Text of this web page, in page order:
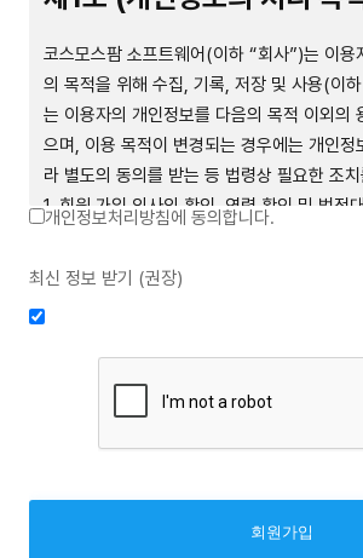
제1장 총칙
제1조 (목적)
본 약관은 코스모스팜 소프트웨어(이하 “회사
을 통하여 제공하는 "사이드톡" 서비스와 관
간의 권리와 의무, 책임사항 및 이용자의 서비
제2조 (용어의 정의)
① 본 약관에서 사용하는 용어의 정의는 다음
1. 서비스: 회사가 본 약관에 따라 데스크톱용
코스모스팜 소프트웨어(이하 “회사”)는 이용
의 목적을 위해 수집, 기록, 저장 및 사용(이
는 이용자의 개인정보를 다음의 목적 이외의
으며, 이용 목적이 변경되는 경우에는 개인
라 별도의 동의를 받는 등 법령상 필요한 조
1. 회원 가입 의사의 확인, 연령 확인 및 법정
2. 약관 위반 행위 등을 포함하여 서비스의 원
항 전달, 분쟁조정을 위한 기록 보존, 민원처
비스 운영
3. 서비스 이용기록과 접속 빈도 분석, 서비
비스 분석 및 통계에 따른 맞춤 서비스 제공
4. 콘텐츠 등 기존 서비스 제공(광고 포함)에
제공 등 신규 서비스 요소의 발굴 및 기존 서비
개인정보처리방침에 동의합니다.
최신 정보 받기 (권장)